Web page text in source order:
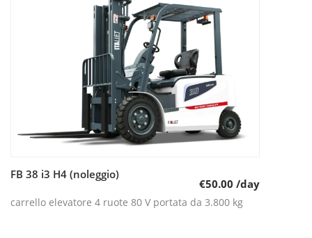
Leggi tutto
FB 38 i3 H4 (noleggio)
€50.00 /day
carrello elevatore 4 ruote 80 V portata da 3.800 kg